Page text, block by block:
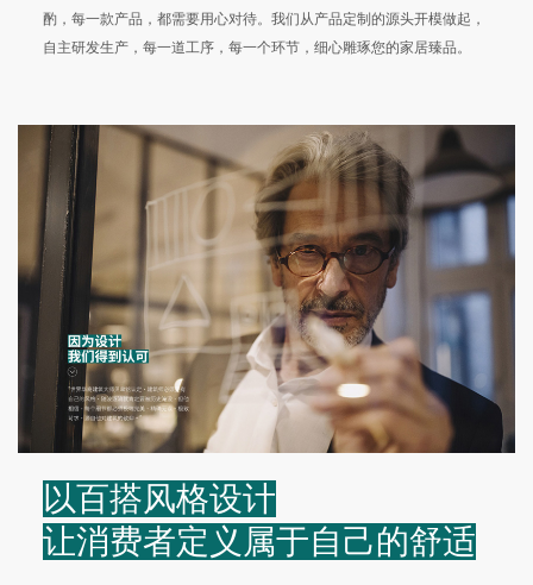
酌，每一款产品，都需要用心对待。我们从产品定制的源头开模做起，
自主研发生产，每一道工序，每一个环节，细心雕琢您的家居臻品。
以百搭风格设计
让消费者定义属于自己的舒适